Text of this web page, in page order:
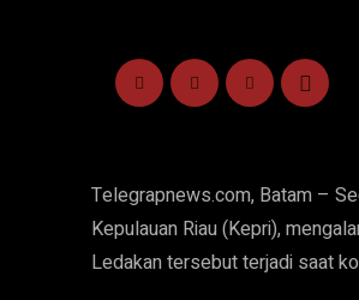
Telegrapnews.com, Batam –
Kepulauan Riau (Kepri),
Ledakan tersebut terjadi saat